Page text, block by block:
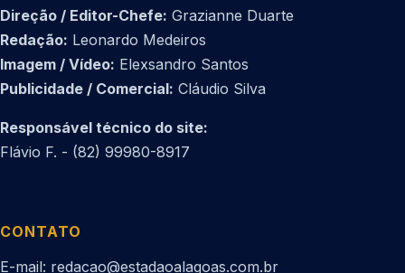
Direção / Editor-Chefe: Grazianne Duarte
Redação: Leonardo Medeiros
Imagem / Vídeo: Elexsandro Santos
Publicidade / Comercial: Cláudio Silva
Responsável técnico do site:
Flávio F. - (82) 99980-8917
CONTATO
E-mail: redacao@estadaoalagoas.com.br